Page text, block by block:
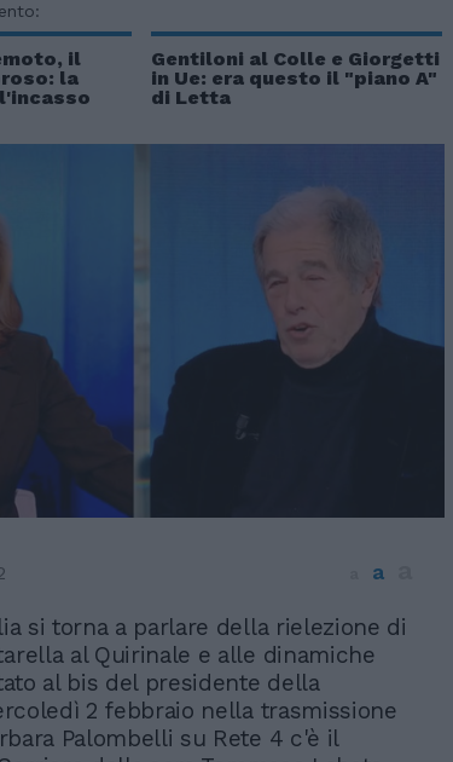
il
la
Gentiloni al Colle e Giorgetti
in Ue: era questo il "piano A"
di Letta
a
si torna a parlare della rielezione di
al Quirinale e alle dinamiche
al bis del presidente della
2 febbraio nella trasmissione
Palombelli su Rete 4 c'è il